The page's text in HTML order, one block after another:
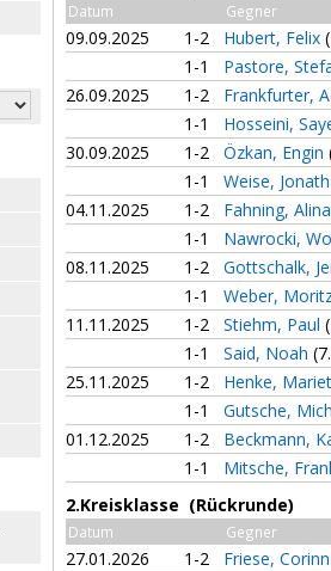
Datum Gegner
09.09.2025 1-2 Hubert, Felix
1-1
Pastore,
26.09.2025
1-2
Frankfurter,
1-1
Hosseini,
30.09.2025
1-2 Özkan, Engin
1-1
Weise,
04.11.2025
1-2
Fahning,
1-1
Nawrocki,
08.11.2025
1-2
Gottschalk,
1-1
Weber,
11.11.2025
1-2 Stiehm, Paul
1-1
Said, Noah
25.11.2025
1-2
Henke,
1-1
Gutsche,
01.12.2025
1-2
Beckmann,
1-1
Mitsche,
2.Kreisklasse (Rückrunde)
Datum Gegner
27.01.2026 1-2
Friese,